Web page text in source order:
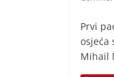
Prvi
osjeća
Mihail